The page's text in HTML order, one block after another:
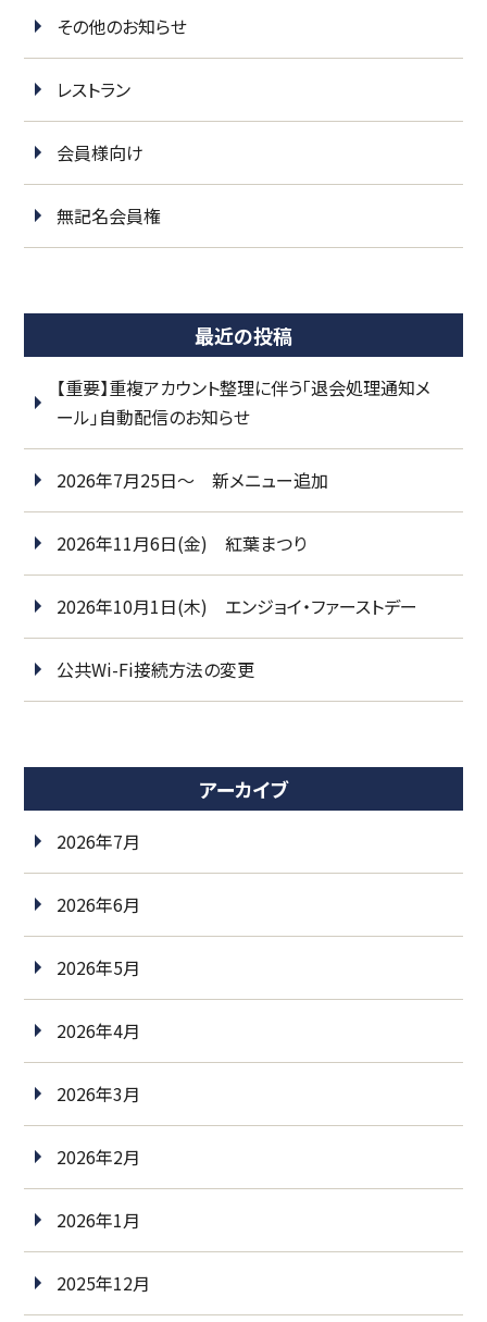
その他のお知らせ
レストラン
会員様向け
無記名会員権
最近の投稿
【重要】重複アカウント整理に伴う「退会処理通知メ
ール」自動配信のお知らせ
2026年7月25日～ 新メニュー追加
2026年11月6日(金) 紅葉まつり
2026年10月1日(木) エンジョイ・ファーストデー
公共Wi-Fi接続方法の変更
アーカイブ
2026年7月
2026年6月
2026年5月
2026年4月
2026年3月
2026年2月
2026年1月
2025年12月